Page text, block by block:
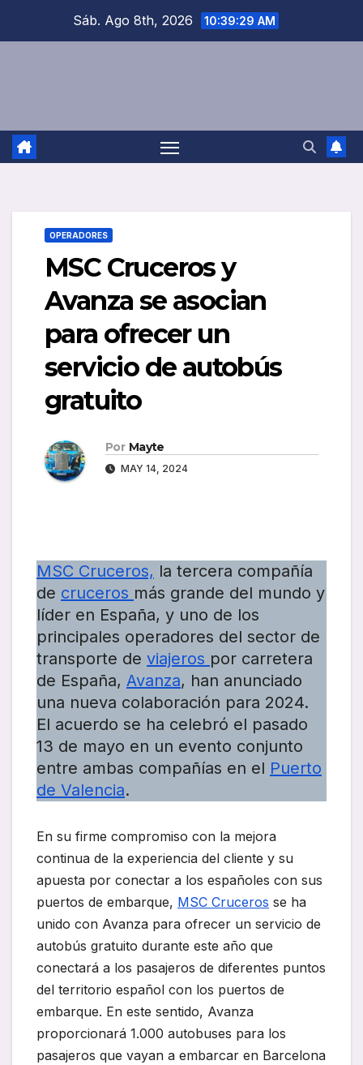
Sáb. Ago 8th, 2026 10:39:29 AM
OPERADORES
MSC Cruceros y
Avanza se asocian
para ofrecer un
servicio de autobús
gratuito
Por Mayte
MAY 14, 2024
MSC Cruceros, la tercera compañía
de cruceros más grande del mundo y
líder en España, y uno de los
principales operadores del sector de
transporte de viajeros por carretera
de España, Avanza, han anunciado
una nueva colaboración para 2024.
El acuerdo se ha celebró el pasado
13 de mayo en un evento conjunto
entre ambas compañías en el Puerto
de Valencia.
En su firme compromiso con la mejora
continua de la experiencia del cliente y su
apuesta por conectar a los españoles con sus
puertos de embarque, MSC Cruceros se ha
unido con Avanza para ofrecer un servicio de
autobús gratuito durante este año que
conectará a los pasajeros de diferentes puntos
del territorio español con los puertos de
embarque. En este sentido, Avanza
proporcionará 1.000 autobuses para los
pasajeros que vayan a embarcar en Barcelona